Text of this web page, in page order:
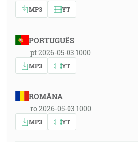
MP3 YT
PORTUGUÊS
pt 2026-05-03 1000
MP3 YT
ROMÂNA
ro 2026-05-03 1000
MP3 YT